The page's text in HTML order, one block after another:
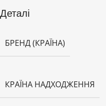
Деталі
БРЕНД (КРАЇНА)
КРАЇНА НАДХОДЖЕННЯ